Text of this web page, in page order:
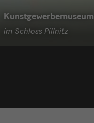
Kunstgewerbemuseum
im Schloss Pillnitz